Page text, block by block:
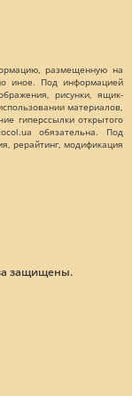
размещенную на
иное. Под информацией
рисунки, ящик-
материалов,
гиперссылки открытого
обязательна. Под
рерайтинг, модификация
защищены.